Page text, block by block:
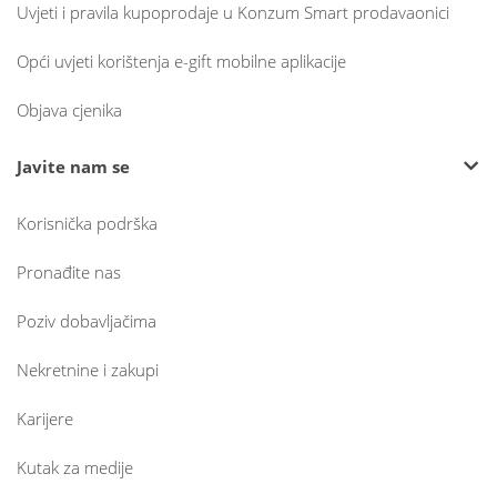
Uvjeti i pravila kupoprodaje u Konzum Smart prodavaonici
Opći uvjeti korištenja e-gift mobilne aplikacije
Objava cjenika
Javite nam se
Korisnička podrška
Pronađite nas
Poziv dobavljačima
Nekretnine i zakupi
Karijere
Kutak za medije